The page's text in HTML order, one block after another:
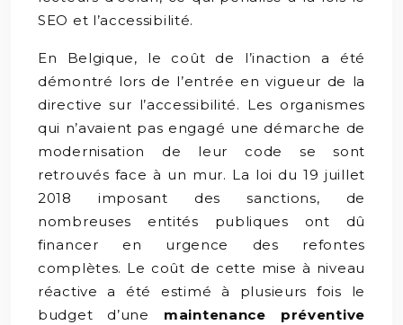
SEO et l’accessibilité.
En Belgique, le coût de l’inaction a été
démontré lors de l’entrée en vigueur de la
directive sur l’accessibilité. Les organismes
qui n’avaient pas engagé une démarche de
modernisation de leur code se sont
retrouvés face à un mur. La loi du 19 juillet
2018 imposant des sanctions, de
nombreuses entités publiques ont dû
financer en urgence des refontes
complètes. Le coût de cette mise à niveau
réactive a été estimé à plusieurs fois le
budget d’une maintenance préventive